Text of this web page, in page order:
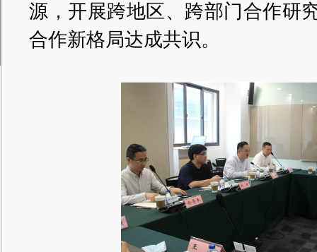
源，开展跨地区、跨部门合作研
合作新格局达成共识。